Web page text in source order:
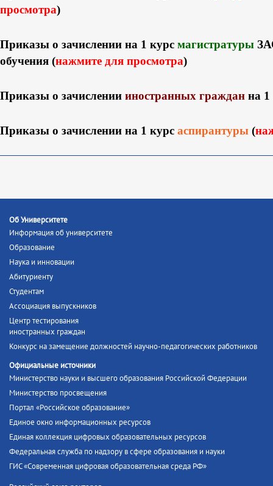
просмотра)
Приказы о зачислении на 1 курс магистратуры
обучения (нажмите для просмотра)
Приказы о зачислении иностранных граждан на
Приказы о зачислении на 1 курс аспирантуры (
Об Университете
Информация об университете
Образование
Наука и инновации
Абитуриенту
Студентам
Ассоциация выпускников
Центр тестирования
иностранных граждан
Конкурс на замещение должностей научно-педагогических работников
Официальные источники
Министерство науки и высшего образования Российской Федерации
Министерство просвещения
Портал «Российское образование»
Единое окно информационных ресурсов
Единая коллекция цифровых образовательных ресурсов
Федеральная служба по надзору в сфере образования и науки
ГИС «Современная цифровая образовательная среда РФ»